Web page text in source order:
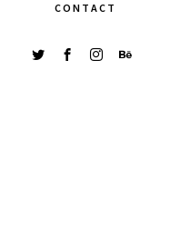
CONTACT